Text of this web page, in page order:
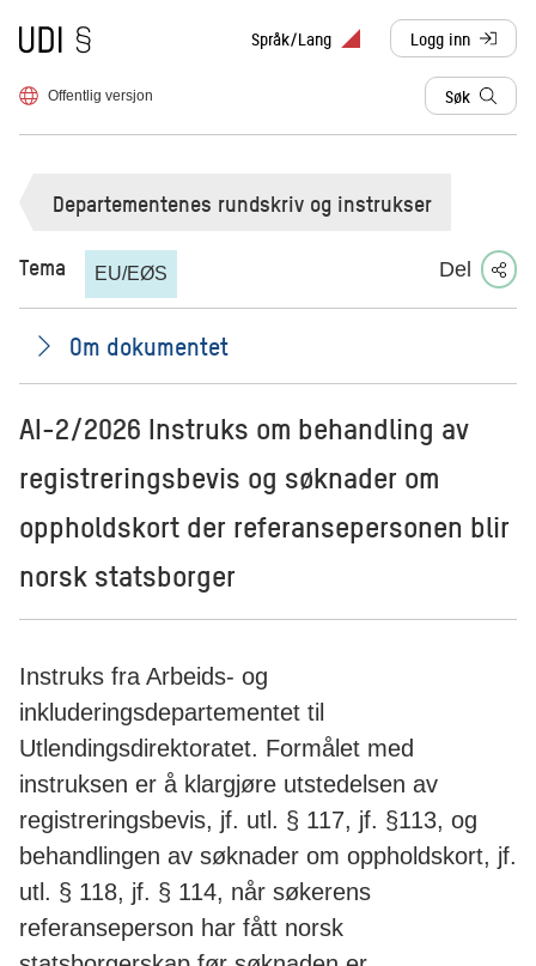
Til forsiden Språk/Lang Logg inn
, sendes til
Offentlig versjon Søk
Departementenes rundskriv og instrukser
Tema EU/EØS Del
Om dokumentet
AI-2/2026 Instruks om behandling av
registreringsbevis og søknader om
oppholdskort der referansepersonen blir
norsk statsborger
Instruks fra Arbeids- og
inkluderingsdepartementet til
Utlendingsdirektoratet. Formålet med
instruksen er å klargjøre utstedelsen av
registreringsbevis, jf. utl. § 117, jf. §113, og
behandlingen av søknader om oppholdskort, jf.
utl. § 118, jf. § 114, når søkerens
referanseperson har fått norsk